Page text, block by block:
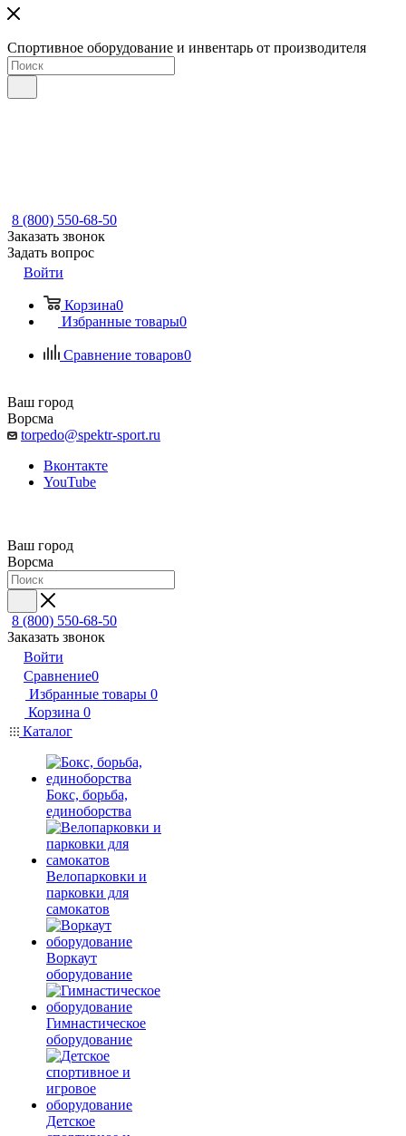
Спортивное оборудование и инвентарь от производителя
8 (800) 550-68-50
Заказать звонок
Задать вопрос
Войти
Корзина0
Избранные товары0
Сравнение товаров0
Ваш город
Ворсма
torpedo@spektr-sport.ru
Вконтакте
YouTube
Ваш город
Ворсма
8 (800) 550-68-50
Заказать звонок
Войти
Сравнение0
Избранные товары 0
Корзина 0
Каталог
Бокс, борьба,
единоборства
Велопарковки и
парковки для
самокатов
Воркаут
оборудование
Гимнастическое
оборудование
Детское